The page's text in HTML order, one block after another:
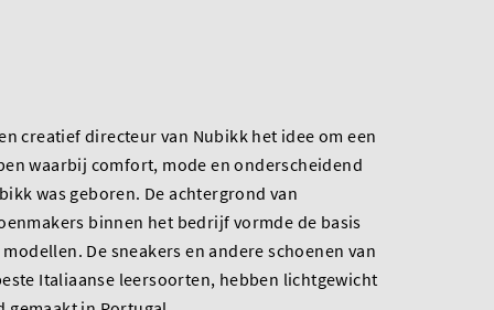
creatief directeur van Nubikk het idee om een
waarbij comfort, mode en onderscheidend
was geboren. De achtergrond van
binnen het bedrijf vormde de basis
De sneakers en andere schoenen van
Italiaanse leersoorten, hebben lichtgewicht